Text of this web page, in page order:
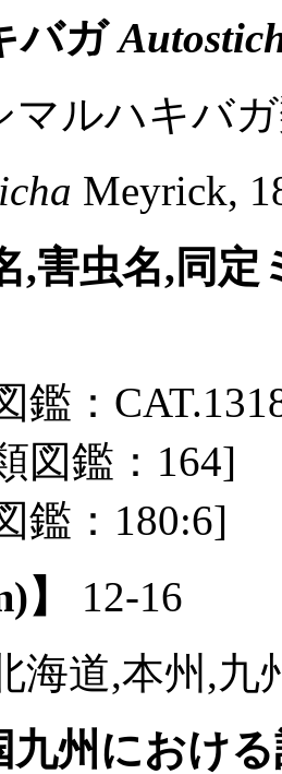
バガ
ルハキバ
Meyrick,
,害虫名,同
鑑：
図鑑：164]
鑑：180:6]
】
12-16
海道,本州,九
九州におけ